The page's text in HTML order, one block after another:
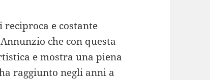
e costante
che con questa
e mostra una piena
raggiunto negli anni a